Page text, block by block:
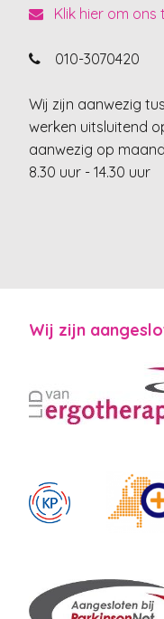
Klik hier om ons
010-3070420
Wij zijn aanwezig
werken uitsluitend
aanwezig op
8.30 uur - 14.30 uur
Wij zijn